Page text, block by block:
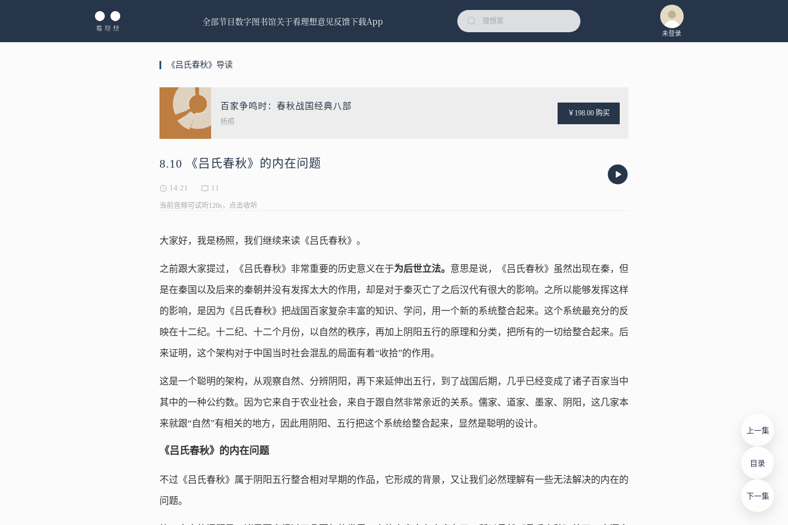
全部节目数字图书馆关于看理想意见反馈下载App
未登录
《吕氏春秋》导读
百家争鸣时：春秋战国经典八部
杨照
￥198.00 购买
8.10 《吕氏春秋》的内在问题
14:21 11
当前音频可试听120s，点击收听
上一集
目录
下一集
大家好，我是杨照，我们继续来读《吕氏春秋》。
之前跟大家提过，《吕氏春秋》非常重要的历史意义在于为后世立法。 意思是说，《吕氏春秋》虽然出现在秦，但
是在秦国以及后来的秦朝并没有发挥太大的作用，却是对于秦灭亡了之后汉代有很大的影响。之所以能够发挥这样
的影响，是因为《吕氏春秋》把战国百家复杂丰富的知识、学问，用一个新的系统整合起来。这个系统最充分的反
映在十二纪。十二纪、十二个月份，以自然的秩序，再加上阴阳五行的原理和分类，把所有的一切给整合起来。后
来证明，这个架构对于中国当时社会混乱的局面有着“收拾”的作用。
这是一个聪明的架构，从观察自然、分辨阴阳，再下来延伸出五行，到了战国后期，几乎已经变成了诸子百家当中
其中的一种公约数。因为它来自于农业社会，来自于跟自然非常亲近的关系。儒家、道家、墨家、阴阳，这几家本
来就跟“自然”有相关的地方，因此用阴阳、五行把这个系统给整合起来，显然是聪明的设计。
《吕氏春秋》的内在问题
不过《吕氏春秋》属于阴阳五行整合相对早期的作品，它形成的背景，又让我们必然理解有一些无法解决的内在的
问题。